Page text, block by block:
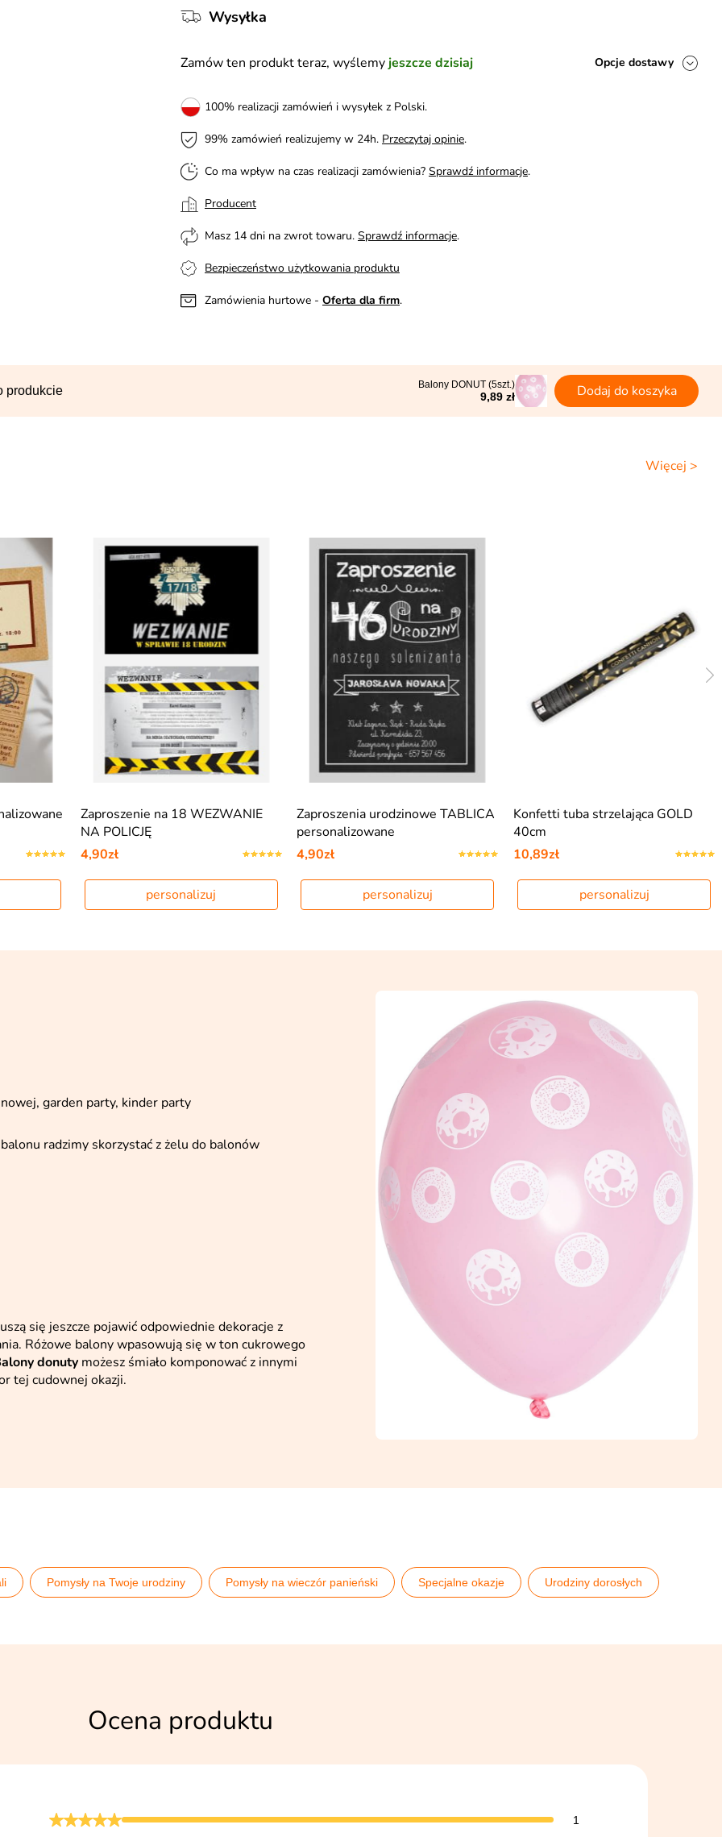
Wysyłka
Zamów ten produkt teraz, wyślemy jeszcze dzisiaj Opcje dostawy
100% realizacji zamówień i wysyłek z Polski.
99% zamówień realizujemy w 24h. Przeczytaj opinie.
Co ma wpływ na czas realizacji zamówienia? Sprawdź informacje.
Producent
Masz 14 dni na zwrot towaru. Sprawdź informacje.
Bezpieczeństwo użytkowania produktu
Zamówienia hurtowe - Oferta dla firm.
produkcie Balony DONUT (5szt.)
9,89 zł Dodaj do koszyka
Więcej >
Zaproszenie na 18 WEZWANIE
NA POLICJĘ
4,90zł
personalizuj
Zaproszenia urodzinowe TABLICA
personalizowane
4,90zł
personalizuj
Konfetti tuba strzelająca GOLD
40cm
10,89zł
personalizuj
garden party, kinder party
radzimy skorzystać z żelu do balonów
się jeszcze pojawić odpowiednie dekoracje z
Różowe balony wpasowują się w ton cukrowego
donuty możesz śmiało komponować z innymi
tej cudownej okazji.
Pomysły na Twoje urodziny Pomysły na wieczór panieński Specjalne okazje Urodziny dorosłych
Ocena produktu
1